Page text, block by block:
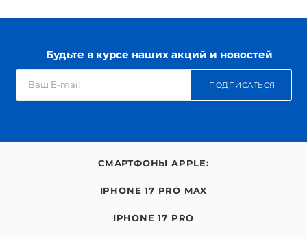
Будьте в курсе наших акций и новостей
ПОДПИСАТЬСЯ
СМАРТФОНЫ APPLE:
IPHONE 17 PRO MAX
IPHONE 17 PRO